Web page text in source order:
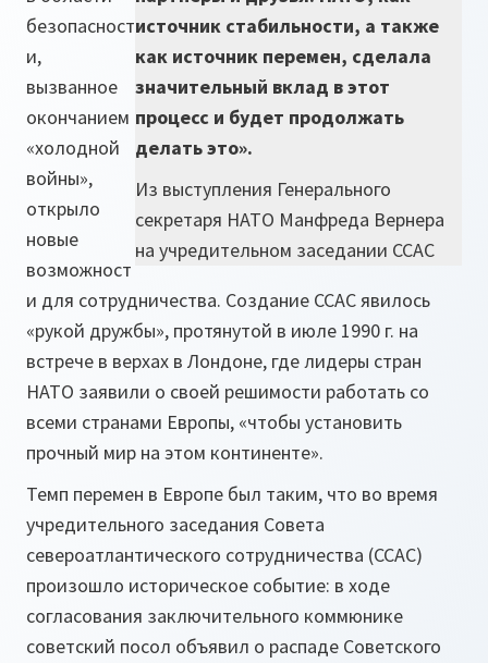
источник стабильности, а также
как источник перемен, сделала
значительный вклад в этот
процесс и будет продолжать
делать это».
Из выступления Генерального
секретаря НАТО Манфреда Вернера
на учредительном заседании ССАС
безопасност
и,
вызванное
окончанием
«холодной
войны»,
открыло
новые
возможност
и для сотрудничества. Создание ССАС явилось
«рукой дружбы», протянутой в июле 1990 г. на
встрече в верхах в Лондоне, где лидеры стран
НАТО заявили о своей решимости работать со
всеми странами Европы, «чтобы установить
прочный мир на этом континенте».
Темп перемен в Европе был таким, что во время
учредительного заседания Совета
североатлантического сотрудничества (ССАС)
произошло историческое событие: в ходе
согласования заключительного коммюнике
советский посол объявил о распаде Советского